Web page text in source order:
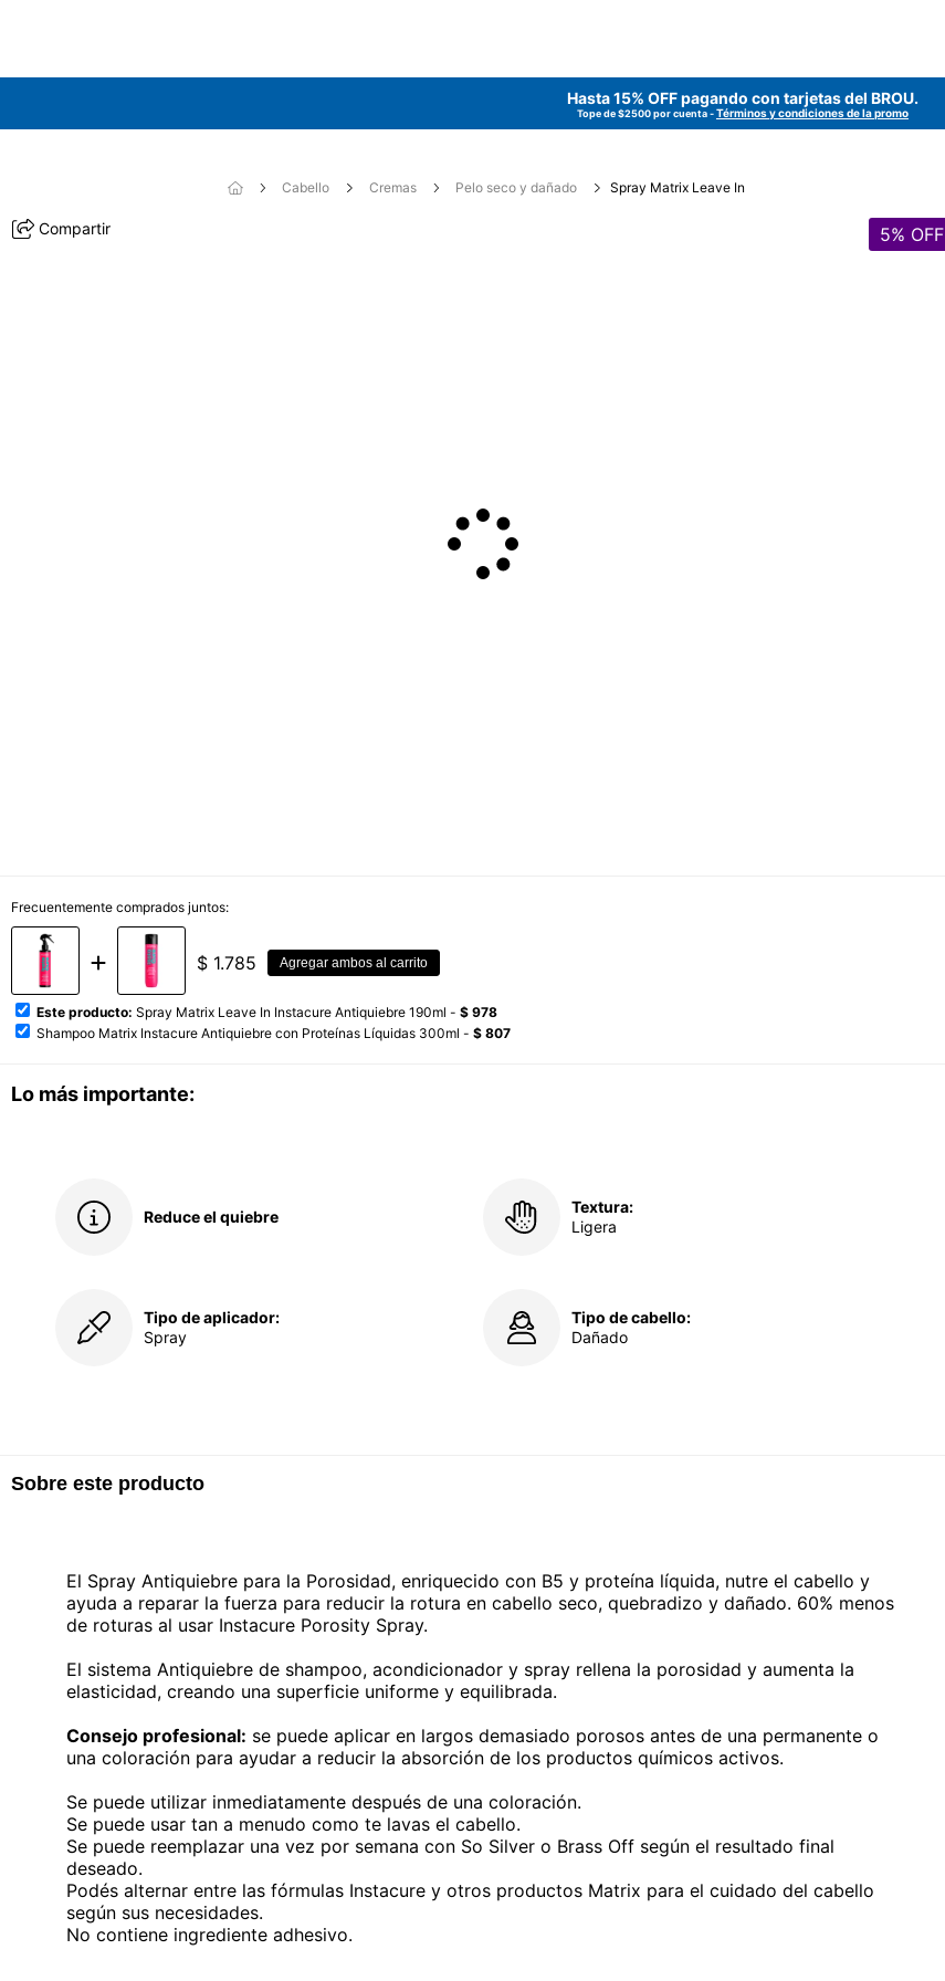
Hasta 15% OFF pagando con tarjetas del BROU.
Tope de $2500 por cuenta -Términos y condiciones de la promo
Cabello Cremas Pelo seco y dañado Spray Matrix Leave In
Compartir 5% OFF
Frecuentemente comprados juntos:
$ 1.785 Agregar ambos al carrito
Este producto: Spray Matrix Leave In Instacure Antiquiebre 190ml - $ 978
Shampoo Matrix Instacure Antiquiebre con Proteínas Líquidas 300ml - $ 807
Lo más importante:
Reduce el quiebre
Textura:
Ligera
Tipo de aplicador:
Spray
Tipo de cabello:
Dañado
Sobre este producto
El Spray Antiquiebre para la Porosidad, enriquecido con B5 y proteína líquida, nutre el cabello y
ayuda a reparar la fuerza para reducir la rotura en cabello seco, quebradizo y dañado. 60% menos
de roturas al usar Instacure Porosity Spray.
El sistema Antiquiebre de shampoo, acondicionador y spray rellena la porosidad y aumenta la
elasticidad, creando una superficie uniforme y equilibrada.
Consejo profesional: se puede aplicar en largos demasiado porosos antes de una permanente o
una coloración para ayudar a reducir la absorción de los productos químicos activos.
Se puede utilizar inmediatamente después de una coloración.
Se puede usar tan a menudo como te lavas el cabello.
Se puede reemplazar una vez por semana con So Silver o Brass Off según el resultado final
deseado.
Podés alternar entre las fórmulas Instacure y otros productos Matrix para el cuidado del cabello
según sus necesidades.
No contiene ingrediente adhesivo.